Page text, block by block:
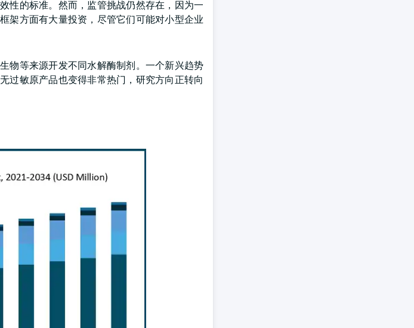
性的标准。然而，监管挑战仍然存在，因为一
架方面有大量投资，尽管它们可能对小型企业
物等来源开发不同水解酶制剂。一个新兴趋势
过敏原产品也变得非常热门，研究方向正转向